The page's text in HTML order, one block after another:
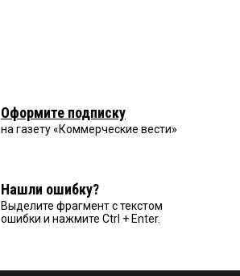
Оформите подписку
на газету «Коммерческие вести»
Нашли ошибку?
Выделите фрагмент с текстом
ошибки и нажмите Ctrl + Enter.